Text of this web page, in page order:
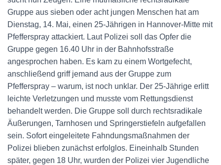
Gruppe aus sieben oder acht jungen Menschen hat am
Dienstag, 14. Mai, einen 25-Jährigen in Hannover-Mitte mit
Pfefferspray attackiert. Laut Polizei soll das Opfer die
Gruppe gegen 16.40 Uhr in der Bahnhofsstraße
angesprochen haben. Es kam zu einem Wortgefecht,
anschließend griff jemand aus der Gruppe zum
Pfefferspray – warum, ist noch unklar. Der 25-Jährige erlitt
leichte Verletzungen und musste vom Rettungsdienst
behandelt werden. Die Gruppe soll durch rechtsradikale
Äußerungen, Tarnhosen und Springerstiefeln aufgefallen
sein. Sofort eingeleitete Fahndungsmaßnahmen der
Polizei blieben zunächst erfolglos. Eineinhalb Stunden
später, gegen 18 Uhr, wurden der Polizei vier Jugendliche